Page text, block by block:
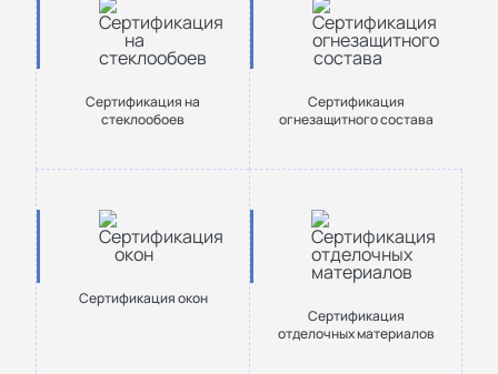
Сертификация на
стеклообоев
Сертификация
огнезащитного состава
Сертификация окон
Сертификация
отделочных материалов